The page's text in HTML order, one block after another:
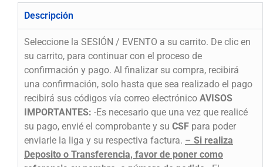
Descripción
Seleccione la SESIÓN / EVENTO a su carrito. De clic en
su carrito, para continuar con el proceso de
confirmación y pago. Al finalizar su compra, recibirá
una confirmación, solo hasta que sea realizado el pago
recibirá sus códigos vía correo electrónico AVISOS
IMPORTANTES: -Es necesario que una vez que realicé
su pago, envié el comprobante y su CSF para poder
enviarle la liga y su respectiva factura. – Si realiza
Deposito o Transferencia, favor de poner como